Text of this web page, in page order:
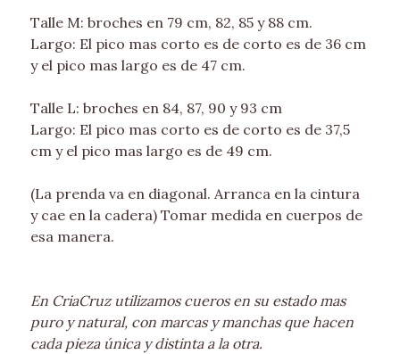
Talle M: broches en 79 cm, 82, 85 y 88 cm.
Largo: El pico mas corto es de corto es de 36 cm
y el pico mas largo es de 47 cm.
Talle L: broches en 84, 87, 90 y 93 cm
Largo: El pico mas corto es de corto es de 37,5
cm y el pico mas largo es de 49 cm.
(La prenda va en diagonal. Arranca en la cintura
y cae en la cadera) Tomar medida en cuerpos de
esa manera.
En CriaCruz utilizamos cueros en su estado mas
puro y natural, con marcas y manchas que hacen
cada pieza única y distinta a la otra.